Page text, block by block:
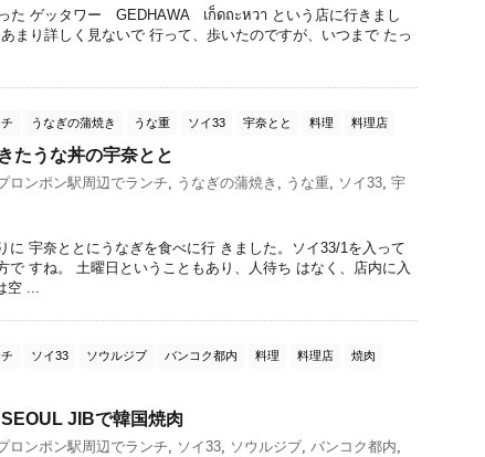
た ゲッタワー GEDHAWA เก็ดถะหวา という店に行きまし
まり詳しく見ないで 行って、歩いたのですが、いつまで たっ
うなぎの蒲焼き うな重 ソイ33 宇奈とと 料理 料理店
たうな丼の宇奈とと
ロンポン駅周辺でランチ, うなぎの蒲焼き , うな重, ソイ33, 宇
に 宇奈ととにうなぎを食べに行 きました。ソイ33/1を入って
で すね。 土曜日ということもあり、人待ち はなく、店内に入
空 ...
ソイ33 ソウルジブ バンコク都内 料理 料理店 焼肉
JIBで韓国焼肉
ロンポン駅周辺でランチ, ソイ33, ソウルジブ, バンコク都内,